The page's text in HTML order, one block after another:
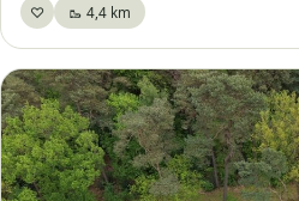
♡Bewaar🥾 4,4 km